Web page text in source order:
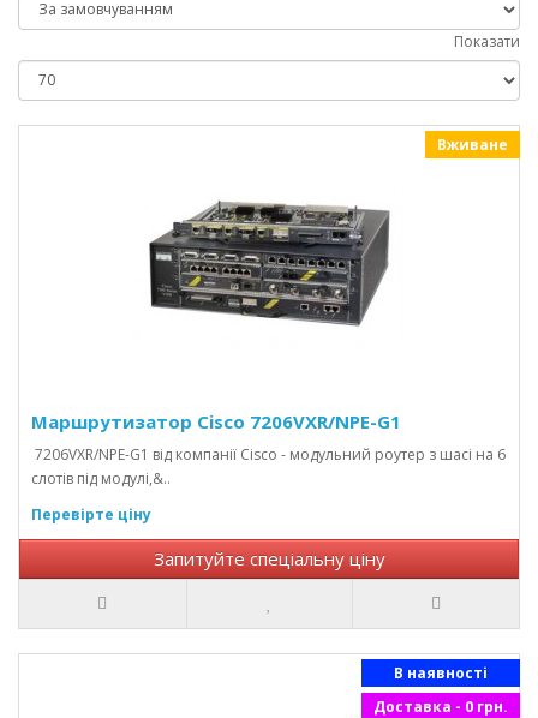
Показати
Вживане
Маршрутизатор Cisco 7206VXR/NPE-G1
7206VXR/NPE-G1 від компанії Cisco - модульний роутер з шасі на 6
слотів під модулі,&..
Перевірте ціну
Запитуйте спеціальну ціну
В наявності
Доставка - 0 грн.